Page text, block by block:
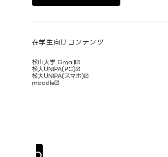
在学生向けコンテンツ
松山大学 Gmail
松大UNIPA(PC)
松大UNIPA(スマホ)
moodle